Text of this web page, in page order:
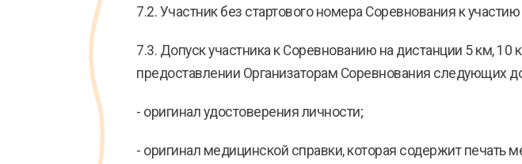
7.2. Участник без стартового номера Соревнования к
7.3. Допуск участника к Соревнованию на дистанции 5 км,
предоставлении Организаторам Соревнования следующих
- оригинал удостоверения личности;
- оригинал медицинской справки, которая содержит печать